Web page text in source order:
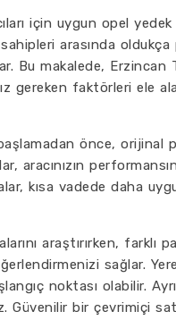
için uygun opel
arasında
Bu makalede, Erzincan
gereken faktörleri ele
önce, orijinal
aracınızın
kısa vadede daha
araştırırken, farklı
sağlar.
noktası olabilir.
Güvenilir bir çevrimiçi